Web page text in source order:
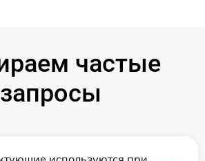
частые
запросы